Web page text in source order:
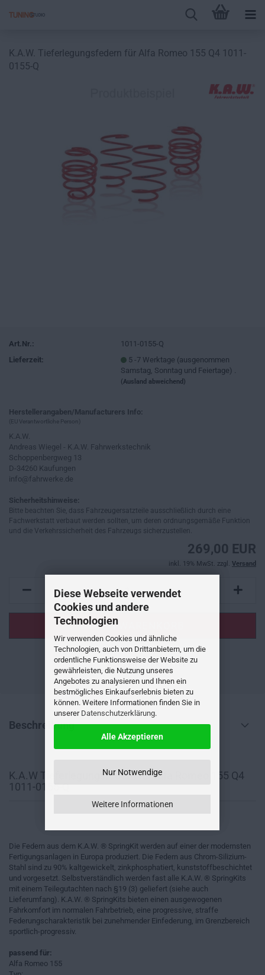
Diese Webseite verwendet
Cookies und andere
Technologien
Wir verwenden Cookies und ähnliche
Technologien, auch von Drittanbietern, um die
ordentliche Funktionsweise der Website zu
gewährleisten, die Nutzung unseres
Angebotes zu analysieren und Ihnen ein
bestmögliches Einkaufserlebnis bieten zu
können. Weitere Informationen finden Sie in
unserer Datenschutzerklärung.
Alle Akzeptieren
Nur Notwendige
Weitere Informationen
K.A.W. Tieferlegungsfedern für Alfa Romeo 155 Q4 1011-
0155-Q
Art.Nr.:
1011-0155-Q
Lieferzeit:
5 -7 Werktage (ausgenommen
Samstag, Sonntag und Feiertage) .
(Ausland abweichend)
Herstellerangaben/Manufacturers Info:
(EU Verantwortliche Person)
K.A.W.
Andreas Wiegel - K.A.W. Fahrwerkstechnik
Schoppenbergweg 13
D-34260 Kaufungen
info@fahrwerke.de
Sicherheitshinweise:
Bitte beachten Sie, dass Fahrzeugersatzteile ausschließlich durch eine
Fachwerkstatt verbaut werden sollten, um deren ordnungsgemäße Funktion
und die Verkehrssicherheit des Fahrzeugs sicherzustellen.
269,00 EUR
inkl. 19% MwSt. zzgl. Versand
AUF DEN MERKZETTEL
Beschreibung
K.A.W Tieferlegungsfedern für Alfa Romeo 155 Q4
1011-0155-Q
Die Federn aus dem K.A.W. ® SpringKit werden auf einer der modernsten
Fertigungsanlagen in Europa produziert. Die Federn aus Chrom-Silizium-
Stahl sind zu 90% kaltgewickelt, zinkphosphatiert, kunststoffbeschichtet
und vorgesetzt. Selbstverständlich werden fast alle K.A.W. ® SpringKits
mit einem Teilegutachten nach §19 (3) geliefert (siehe auch
Lieferumfang). K.A.W. ® SpringKits bieten einen ausgewogenen
Fahrkomfort im normalen Fahrbetrieb, eine progressive, straffe
Federungscharakteristik bei zunehmender Einfederung, im Grenzbereich
sportlich-progressiv.
passend für:
Alfa Romeo 155